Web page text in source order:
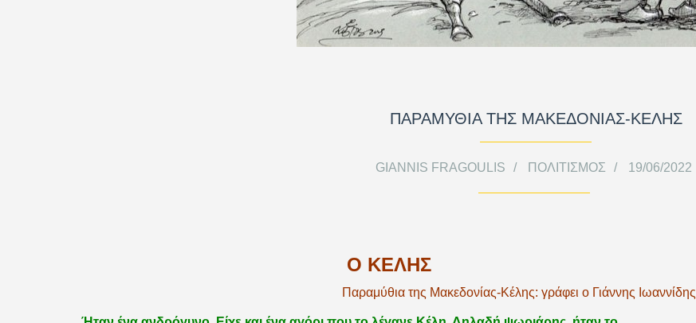
ΠΑΡΑΜΥΘΙΑ ΤΗΣ ΜΑΚΕΔΟΝΙΑΣ-ΚΕΛΗΣ
GIANNIS FRAGOULIS ΠΟΛΙΤΙΣΜΌΣ 19/06/2022
Ο ΚΕΛΗΣ
Παραμύθια της Μακεδονίας-Κέλης: γράφει ο Γιάννης Ιωαννίδης